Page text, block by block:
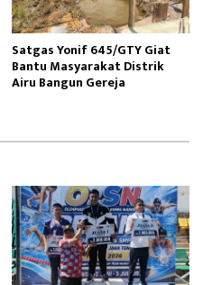
Satgas Yonif 645/GTY Giat
Bantu Masyarakat Distrik
Airu Bangun Gereja ‎